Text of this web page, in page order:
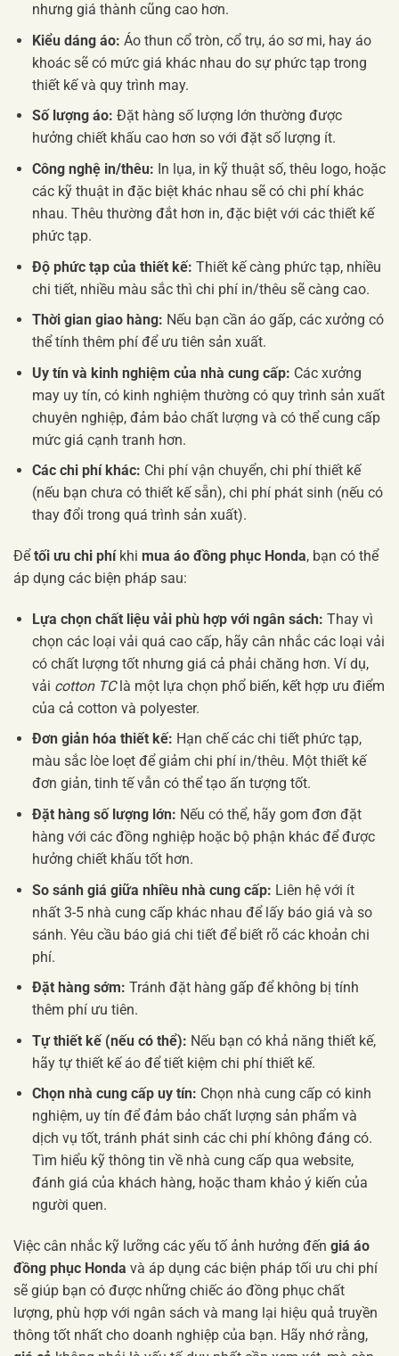
nhưng giá thành cũng cao hơn.
Kiểu dáng áo: Áo thun cổ tròn, cổ trụ, áo sơ mi, hay áo
khoác sẽ có mức giá khác nhau do sự phức tạp trong
thiết kế và quy trình may.
Số lượng áo: Đặt hàng số lượng lớn thường được
hưởng chiết khấu cao hơn so với đặt số lượng ít.
Công nghệ in/thêu: In lụa, in kỹ thuật số, thêu logo, hoặc
các kỹ thuật in đặc biệt khác nhau sẽ có chi phí khác
nhau. Thêu thường đắt hơn in, đặc biệt với các thiết kế
phức tạp.
Độ phức tạp của thiết kế: Thiết kế càng phức tạp, nhiều
chi tiết, nhiều màu sắc thì chi phí in/thêu sẽ càng cao.
Thời gian giao hàng: Nếu bạn cần áo gấp, các xưởng có
thể tính thêm phí để ưu tiên sản xuất.
Uy tín và kinh nghiệm của nhà cung cấp: Các xưởng
may uy tín, có kinh nghiệm thường có quy trình sản xuất
chuyên nghiệp, đảm bảo chất lượng và có thể cung cấp
mức giá cạnh tranh hơn.
Các chi phí khác: Chi phí vận chuyển, chi phí thiết kế
(nếu bạn chưa có thiết kế sẵn), chi phí phát sinh (nếu có
thay đổi trong quá trình sản xuất).
Đểtối ưu chi phíkhi mua áo đồng phục Honda, bạn có thể
áp dụng các biện pháp sau:
Lựa chọn chất liệu vải phù hợp với ngân sách: Thay vì
chọn các loại vải quá cao cấp, hãy cân nhắc các loại vải
có chất lượng tốt nhưng giá cả phải chăng hơn. Ví dụ,
vải cotton TClà một lựa chọn phổ biến, kết hợp ưu điểm
của cả cotton và polyester.
Đơn giản hóa thiết kế: Hạn chế các chi tiết phức tạp,
màu sắc lòe loẹt để giảm chi phí in/thêu. Một thiết kế
đơn giản, tinh tế vẫn có thể tạo ấn tượng tốt.
Đặt hàng số lượng lớn: Nếu có thể, hãy gom đơn đặt
hàng với các đồng nghiệp hoặc bộ phận khác để được
hưởng chiết khấu tốt hơn.
So sánh giá giữa nhiều nhà cung cấp: Liên hệ với ít
nhất 3-5 nhà cung cấp khác nhau để lấy báo giá và so
sánh. Yêu cầu báo giá chi tiết để biết rõ các khoản chi
phí.
Đặt hàng sớm: Tránh đặt hàng gấp để không bị tính
thêm phí ưu tiên.
Tự thiết kế (nếu có thể): Nếu bạn có khả năng thiết kế,
hãy tự thiết kế áo để tiết kiệm chi phí thiết kế.
Chọn nhà cung cấp uy tín: Chọn nhà cung cấp có kinh
nghiệm, uy tín để đảm bảo chất lượng sản phẩm và
dịch vụ tốt, tránh phát sinh các chi phí không đáng có.
Tìm hiểu kỹ thông tin về nhà cung cấp qua website,
đánh giá của khách hàng, hoặc tham khảo ý kiến của
người quen.
Việc cân nhắc kỹ lưỡng các yếu tố ảnh hưởng đến giá áo
đồng phục Honda và áp dụng các biện pháp tối ưu chi phí
sẽ giúp bạn có được những chiếc áo đồng phục chất
lượng, phù hợp với ngân sách và mang lại hiệu quả truyền
thông tốt nhất cho doanh nghiệp của bạn. Hãy nhớ rằng,